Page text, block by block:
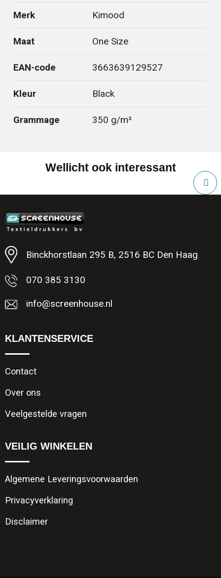
Merk Kimood
Maat One Size
EAN-code 3663639129527
Kleur Black
Grammage 350 g/m²
Wellicht ook interessant
Binckhorstlaan 295 B, 2516 BC Den Haag
070 385 3130
info@screenhouse.nl
KLANTENSERVICE
Contact
Over ons
Veelgestelde vragen
VEILIG WINKELEN
Algemene Leveringsvoorwaarden
Privacyverklaring
Disclaimer